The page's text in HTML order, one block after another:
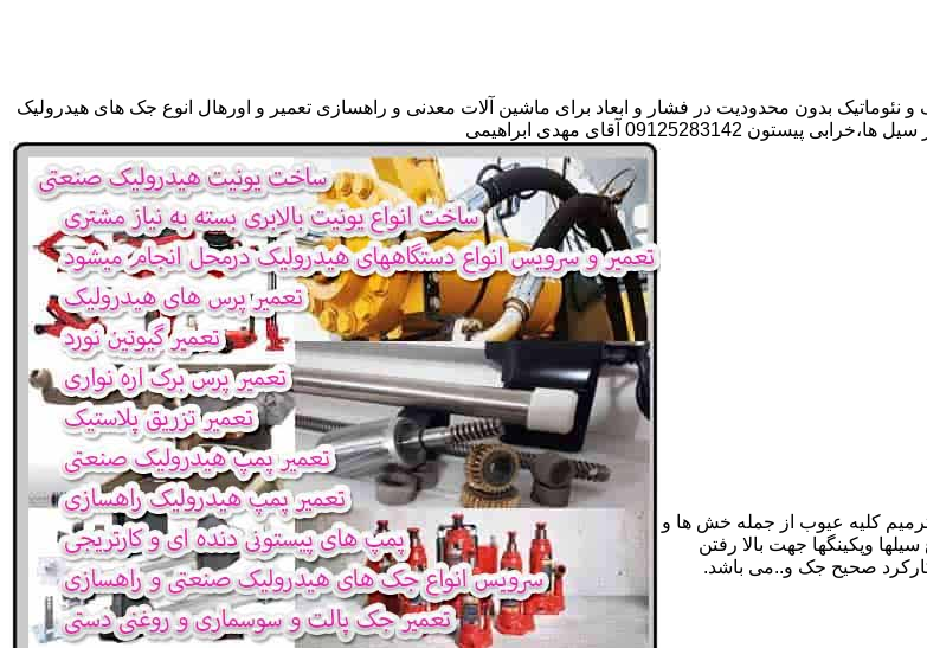
نئوماتیک بدون محدودیت در فشار و ابعاد برای ماشین آلات معدنی و راهسازی تعمیر و اورهال انوع جک های هیدرولیک
آقای مهدی ابراهیمی
کلیه عیوب از جمله خش ها و
وپکینگها جهت بالا رفتن
صحیح جک و..می باشد.